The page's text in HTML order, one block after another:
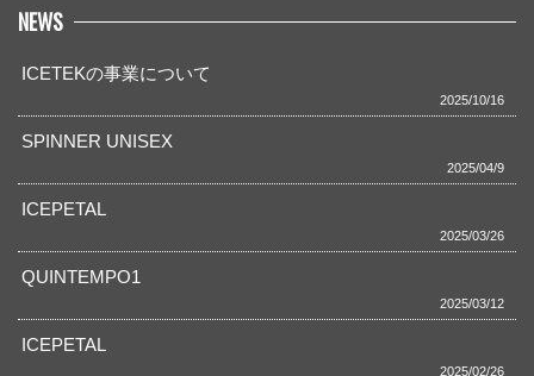
NEWS
ICETEKの事業について
2025/10/16
SPINNER UNISEX
2025/04/9
ICEPETAL
2025/03/26
QUINTEMPO1
2025/03/12
ICEPETAL
2025/02/26